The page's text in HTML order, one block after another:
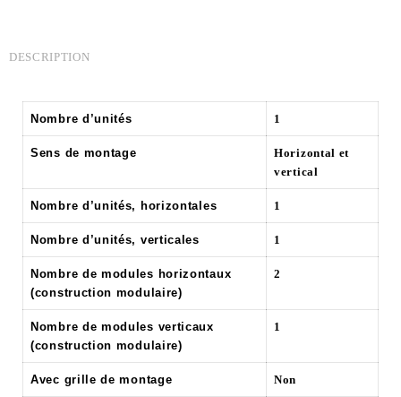
DESCRIPTION
Nombre d’unités 1
Sens de montage
Horizontal et
vertical
Nombre d’unités, horizontales 1
Nombre d’unités, verticales 1
Nombre de modules horizontaux
(construction modulaire)
2
Nombre de modules verticaux
(construction modulaire)
1
Avec grille de montage Non